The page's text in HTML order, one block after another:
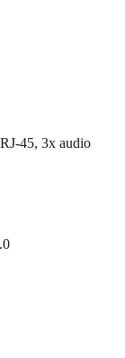
45, 3x audio